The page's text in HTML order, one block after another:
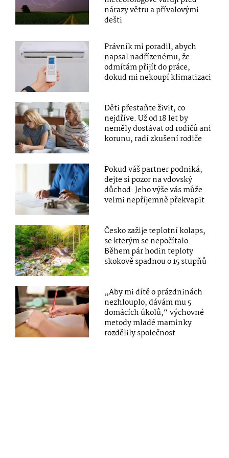
nárazy větru a přívalovými
dešti
Právník mi poradil, abych
napsal nadřízenému, že
odmítám přijít do práce,
dokud mi nekoupí klimatizaci
Děti přestaňte živit, co
nejdříve. Už od 18 let by
neměly dostávat od rodičů ani
korunu, radí zkušení rodiče
Pokud váš partner podniká,
dejte si pozor na vdovský
důchod. Jeho výše vás může
velmi nepříjemně překvapit
Česko zažije teplotní kolaps,
se kterým se nepočítalo.
Během pár hodin teploty
skokově spadnou o 15 stupňů
„Aby mi dítě o prázdninách
nezhlouplo, dávám mu 5
domácích úkolů,“ výchovné
metody mladé maminky
rozdělily společnost